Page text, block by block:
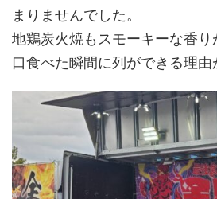
まりませんでした。
地鶏炭火焼もスモーキーな香
口食べた瞬間に列ができる理由